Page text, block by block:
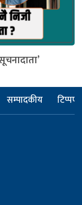
सम्पादकीय टिप्पणी